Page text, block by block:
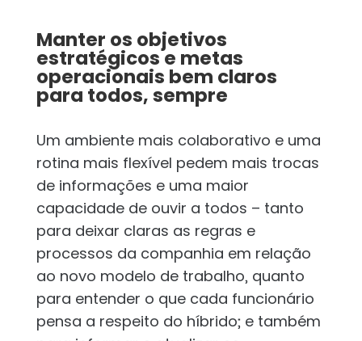
Manter os objetivos
estratégicos e metas
operacionais bem claros
para todos, sempre
Um ambiente mais colaborativo e uma
rotina mais flexível pedem mais trocas
de informações e uma maior
capacidade de ouvir a todos – tanto
para deixar claras as regras e
processos da companhia em relação
ao novo modelo de trabalho, quanto
para entender o que cada funcionário
pensa a respeito do híbrido; e também